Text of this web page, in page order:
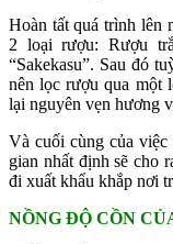
Hoàn tất quá trình lên
2 loại rượu: Rượu
“Sakekasu”. Sau đó
nên lọc rượu qua một
lại nguyên vẹn hương
Và cuối cùng của
gian nhất định sẽ cho
đi xuất khẩu khắp nơi
NỒNG ĐỘ CỒN